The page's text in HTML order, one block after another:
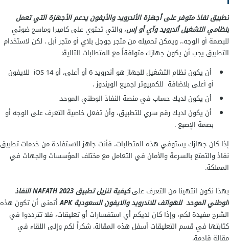
تطبيق نفاذ متوفر على أجهزة الأندرويد والأيفون يدعم الأجهزة التي تعمل
بنظامي التشغيل أندرويد وآي أو إس، والتي تحتوي على كاميرا وماسح ضوئي
للبصمة أو الوجه.، ويمكن تحميله من متجر جوجل بلاي أو متجر أبل . لكن لاستخدام
التطبيق يجب أن يكون جهازك متوافقاً مع المتطلبات التالية:
أن يكون نظام التشغيل للجهاز هو أندرويد 6 أو أعلى، أو iOS 14 للايفون
أو أعلى بلاضافة للكمبيوتر لجميع الويندوز .
أن يكون لديك حساب في منصة النفاذ الوطني الموحد.
أن يكون لديك رقم سري للتطبيق، وأن تفعل خاصية التعرف على الوجه أو
بصمة الإصبع .
إذا كان جهازك يستوفي هذه المتطلبات، فأنت جاهز للاستفادة من خدمات تطبيق
نفاذ والتمتع بالسرعة والأمان في التعامل مع مختلف المؤسسات والجهات في
المملكة.
بهذا نكون انتهينا من التعرف على
كيفية تنزيل تطبيق NAFATH 2023 النفاذ
الوطني الموحد للهواتف للاندرويد والايفون السعودية APK
أتمنى أن تكون هذه
الشرح مفيدة لكم، وإذا كان لديكم أي استفسارات أو تعليقات، فلا تترددوا في
كتابتها في قسم التعليقات أسفل هذه المقالة. شكراً لكم وإلى اللقاء في
مقالة قادمة.